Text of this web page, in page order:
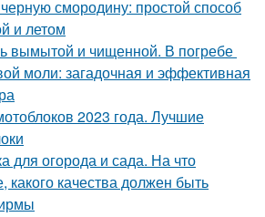
смородину: простой способ
и летом
вымытой и чищенной. В погребе
моли: загадочная и эффективная
2023 года. Лучшие
для огорода и сада. На что
качества должен быть